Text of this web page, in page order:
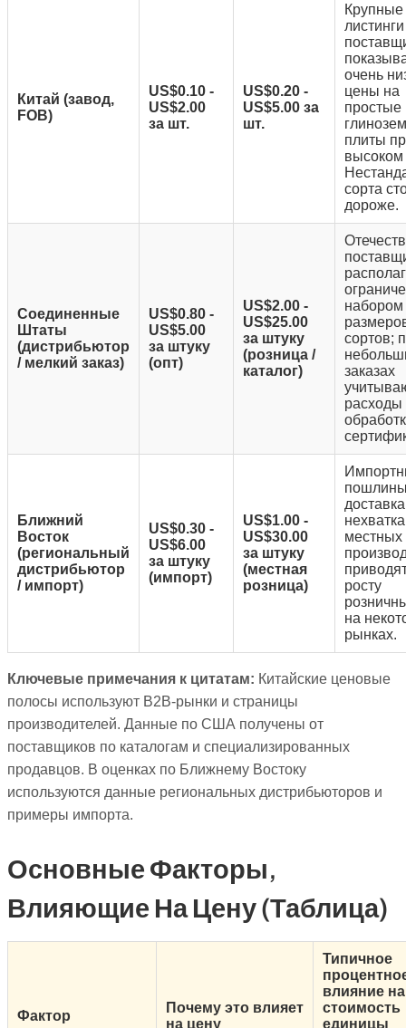
Китай (завод,
FOB)
US$0.10 -
US$2.00
за шт.
US$0.20 -
US$5.00 за
шт.
Крупные
листинги
очень
цены на
простые
плиты
высоком
сорта
дороже.
Соединенные
Штаты
(дистрибьютор
/ мелкий заказ)
US$0.80 -
US$5.00
за штуку
(опт)
US$2.00 -
US$25.00
за штуку
(розница /
каталог)
набором
сортов;
заказах
расходы
Ближний
Восток
(региональный
дистрибьютор
/ импорт)
US$0.30 -
US$6.00
за штуку
(импорт)
US$1.00 -
US$30.00
за штуку
(местная
розница)
нехватка
местных
росту
на
рынках.
Ключевые примечания к цитатам: Китайские ценовые
полосы используют B2B-рынки и страницы
производителей. Данные по США получены от
поставщиков по каталогам и специализированных
продавцов. В оценках по Ближнему Востоку
используются данные региональных дистрибьюторов и
примеры импорта.
Основные Факторы,
Влияющие На Цену (таблица)
Фактор
Почему это влияет
на цену
Типичное
влияние на
стоимость
единицы